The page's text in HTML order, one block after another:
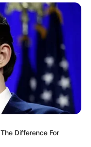
Difference For